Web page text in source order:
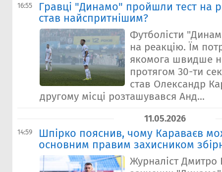
16:55
Гравці "Динамо" пройшли тест на
став найспритнішим?
Футболісти
на реакцію. Їм
якомога швидше
протягом 30-ти
став Олександр
другому місці розташувався Анд...
11.05.2026
14:59
Шпірко пояснив, чому Караваєв
основним правим захисником
Журналіст